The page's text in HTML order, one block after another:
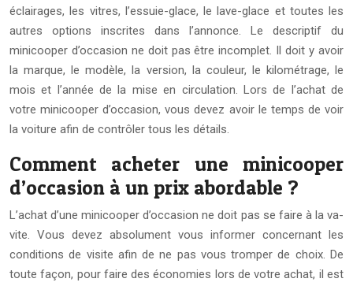
éclairages, les vitres, l’essuie-glace, le lave-glace et toutes les
autres options inscrites dans l’annonce. Le descriptif du
minicooper d’occasion ne doit pas être incomplet. Il doit y avoir
la marque, le modèle, la version, la couleur, le kilométrage, le
mois et l’année de la mise en circulation. Lors de l’achat de
votre minicooper d’occasion, vous devez avoir le temps de voir
la voiture afin de contrôler tous les détails.
Comment acheter une minicooper
d’occasion à un prix abordable ?
L’achat d’une minicooper d’occasion ne doit pas se faire à la va-
vite. Vous devez absolument vous informer concernant les
conditions de visite afin de ne pas vous tromper de choix. De
toute façon, pour faire des économies lors de votre achat, il est